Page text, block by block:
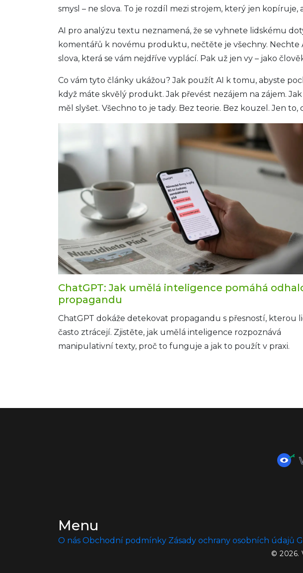
smysl – ne slova. To je rozdíl mezi strojem, který jen
AI pro analýzu textu neznamená, že se vyhnete lidskému
komentářů k novému produktu, nečtěte je všechny.
slova, která se vám nejdříve vyplácí. Pak už jen vy – jako
Co vám tyto články ukážou? Jak použít AI k tomu, abyste
když máte skvělý produkt. Jak převést nezájem na zájem.
měl slyšet. Všechno to je tady. Bez teorie. Bez kouzel. Jen to,
ChatGPT: Jak umělá inteligence pomáhá
propagandu
ChatGPT dokáže detekovat propagandu s přesností, kterou
často ztrácejí. Zjistěte, jak umělá inteligence rozpoznává
manipulativní texty, proč to funguje a jak to použít v praxi.
Menu
O nás Obchodní podmínky Zásady ochrany osobních údajů
© 2026.